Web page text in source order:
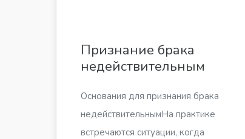
Признание брака
недействительным
Основания для признания брака
недействительнымНа практике
встречаются ситуации, когда